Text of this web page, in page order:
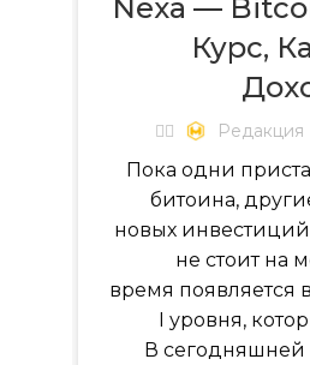
Nexa —
Курс,
✍🏻
Пока одни
битоина,
новых
не стоит на
время появляется
I уровня,
В сегодняшней